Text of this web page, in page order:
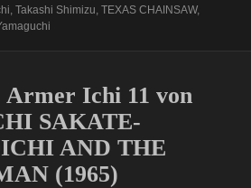
,Takashi Shimizu,TEXAS CHAINSAW,
Armer Ichi 11 von
SAKATE-
AND THE
(1965)